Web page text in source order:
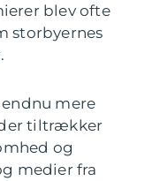
blev ofte
storbyernes
mere
tiltrækker
og
medier fra